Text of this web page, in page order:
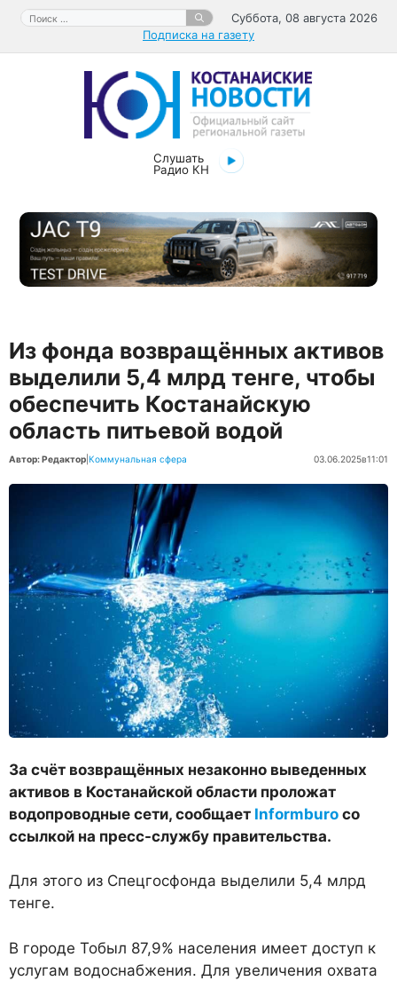
Перейти
содержимому
Поиск:
Суббота, 08 августа 2026
Подписка на газету
Слушать
Радио КН
Из фонда возвращённых активов
выделили 5,4 млрд тенге, чтобы
обеспечить Костанайскую
область питьевой водой
Автор: Редактор Коммунальная сфера 03.06.2025в11:01
За счёт возвращённых незаконно выведенных
активов в Костанайской области проложат
водопроводные сети, сообщает Informburo со
ссылкой на пресс-службу правительства.
Для этого из Спецгосфонда выделили 5,4 млрд
тенге.
В городе Тобыл 87,9% населения имеет доступ к
услугам водоснабжения. Для увеличения охвата